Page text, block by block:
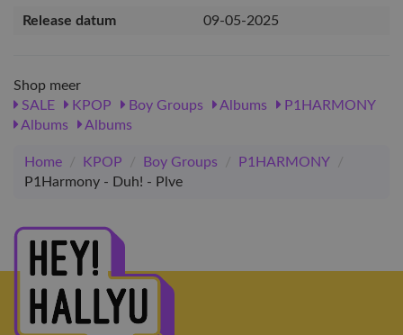
Release datum
09-05-2025
Shop meer
SALE
KPOP Boy Groups Albums
P1HARMONY
Albums
Albums
Home / KPOP / Boy Groups / P1HARMONY
/
P1Harmony - Duh! - Plve